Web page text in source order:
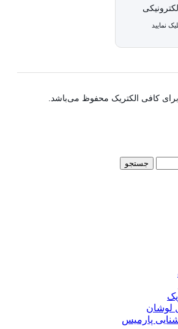
نمایید
کافی الکتریک محفوظ می‌باشد.
جستجو
لوشان
پارمیس